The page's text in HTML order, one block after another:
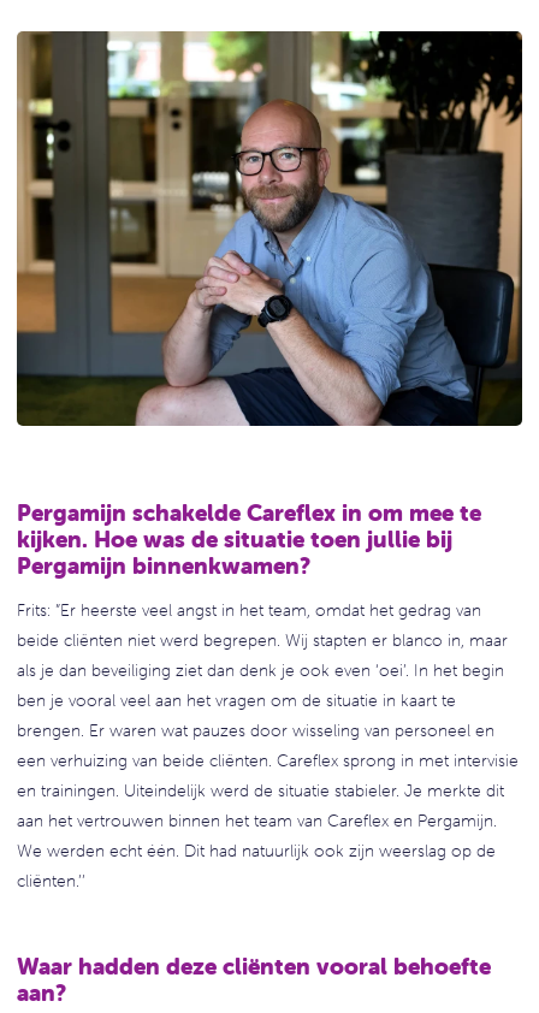
Pergamijn schakelde Careflex in om mee te
kijken. Hoe was de situatie toen jullie bij
Pergamijn binnenkwamen?
Frits: ”Er heerste veel angst in het team, omdat het gedrag van
beide cliënten niet werd begrepen. Wij stapten er blanco in, maar
als je dan beveiliging ziet dan denk je ook even ‘oei’. In het begin
ben je vooral veel aan het vragen om de situatie in kaart te
brengen. Er waren wat pauzes door wisseling van personeel en
een verhuizing van beide cliënten. Careflex sprong in met intervisie
en trainingen. Uiteindelijk werd de situatie stabieler. Je merkte dit
aan het vertrouwen binnen het team van Careflex en Pergamijn.
We werden echt één. Dit had natuurlijk ook zijn weerslag op de
cliënten.’’
Waar hadden deze cliënten vooral behoefte
aan?